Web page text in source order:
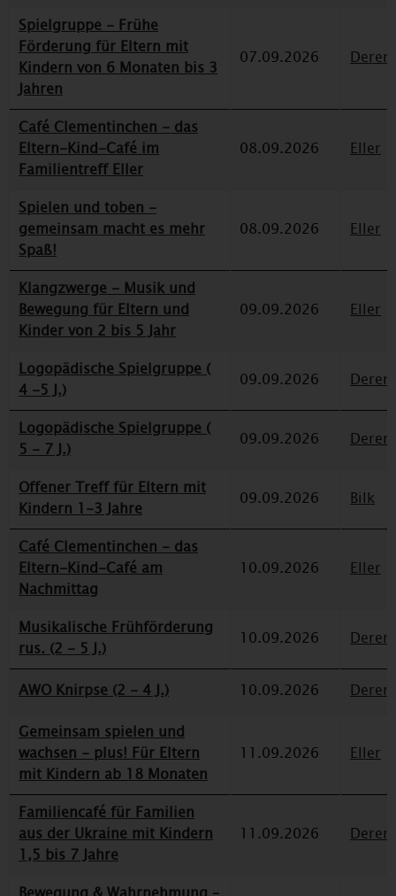
Spielgruppe - Frühe
Förderung für Eltern mit
Kindern von 6 Monaten bis 3
Jahren
07.09.2026
Café Clementinchen - das
Eltern-Kind-Café im
Familientreff Eller
08.09.2026 Eller
Spielen und toben -
gemeinsam macht es mehr
Spaß!
08.09.2026 Eller
Klangzwerge - Musik und
Bewegung für Eltern und
Kinder von 2 bis 5 Jahr
09.09.2026 Eller
Logopädische Spielgruppe (
4 -5 J.)
09.09.2026
Logopädische Spielgruppe (
5 - 7 J.)
09.09.2026
Offener Treff für Eltern mit
Kindern 1-3 Jahre
09.09.2026 Bilk
Café Clementinchen - das
Eltern-Kind-Café am
Nachmittag
10.09.2026 Eller
Musikalische Frühförderung
rus. (2 - 5 J.)
10.09.2026
AWO Knirpse (2 - 4 J.) 10.09.2026
Gemeinsam spielen und
wachsen - plus! Für Eltern
mit Kindern ab 18 Monaten
11.09.2026 Eller
Familiencafé für Familien
aus der Ukraine mit Kindern
1,5 bis 7 Jahre
11.09.2026